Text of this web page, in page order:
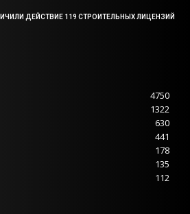
ДЕЙСТВИЕ 119 СТРОИТЕЛЬНЫХ ЛИЦЕНЗИЙ
4750
1322
630
441
178
135
112